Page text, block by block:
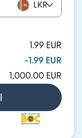
LKR
1.99 EUR
-1.99 EUR
1,000.00 EUR